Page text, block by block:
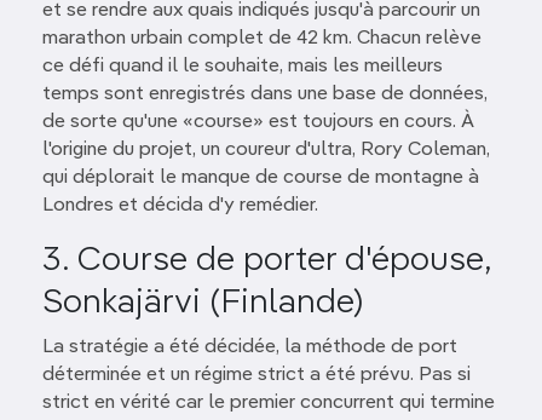
et se rendre aux quais indiqués jusqu'à parcourir un
marathon urbain complet de 42 km. Chacun relève
ce défi quand il le souhaite, mais les meilleurs
temps sont enregistrés dans une base de données,
de sorte qu'une «course» est toujours en cours. À
l'origine du projet, un coureur d'ultra, Rory Coleman,
qui déplorait le manque de course de montagne à
Londres et décida d'y remédier.
3. Course de porter d'épouse,
Sonkajärvi (Finlande)
La stratégie a été décidée, la méthode de port
déterminée et un régime strict a été prévu. Pas si
strict en vérité car le premier concurrent qui termine